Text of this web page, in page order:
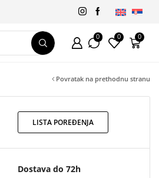
0 0 0
Povratak na prethodnu stranu
LISTA POREĐENJA
Dostava do 72h